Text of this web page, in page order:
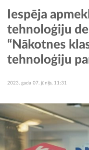
Iespēja
tehnoloģiju
“Nākotnes
tehnoloģiju
2023. gada 07. jūnijs, 11:31